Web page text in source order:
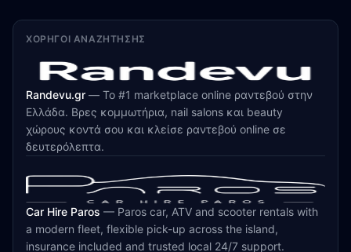
ΧΟΡΗΓΟΊ ΑΝΑΖΉΤΗΣΗΣ
Randevu.gr — Το #1 marketplace online ραντεβού στην
Ελλάδα. Βρες κομμωτήρια, nail salons και beauty
χώρους κοντά σου και κλείσε ραντεβού online σε
δευτερόλεπτα.
Car Hire Paros — Paros car, ATV and scooter rentals with
a modern fleet, flexible pick-up across the island,
insurance included and trusted local 24/7 support.